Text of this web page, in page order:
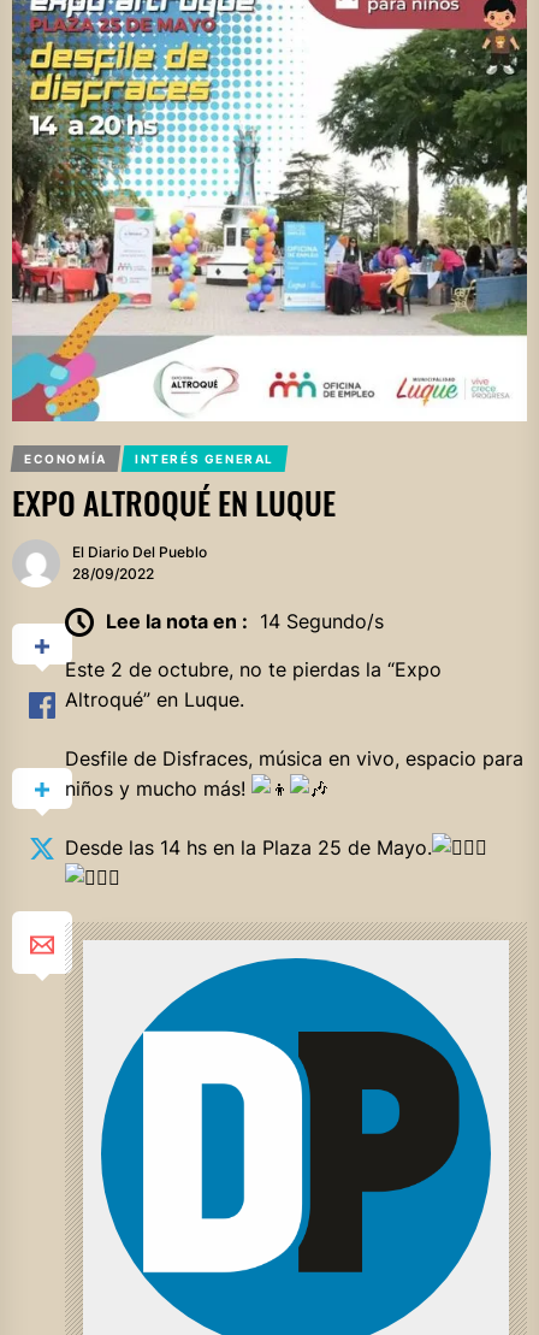
ECONOMÍA INTERÉS GENERAL
EXPO ALTROQUÉ EN LUQUE
El Diario Del Pueblo
28/09/2022
Lee la nota en : 14 Segundo/s
Este 2 de octubre, no te pierdas la “Expo
Altroqué” en Luque.
Desfile de Disfraces, música en vivo, espacio para
niños y mucho más!
Desde las 14 hs en la Plaza 25 de Mayo.